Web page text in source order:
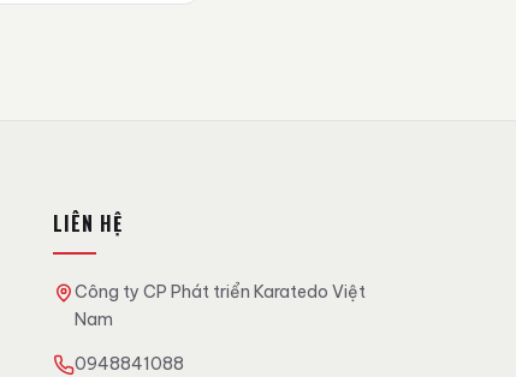
LIÊN HỆ
Công ty CP Phát triển Karatedo Việt
Nam
0948841088